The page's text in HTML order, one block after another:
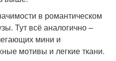
в романтическом
Тут всё аналогично –
мини и
мотивы и легкие ткани.